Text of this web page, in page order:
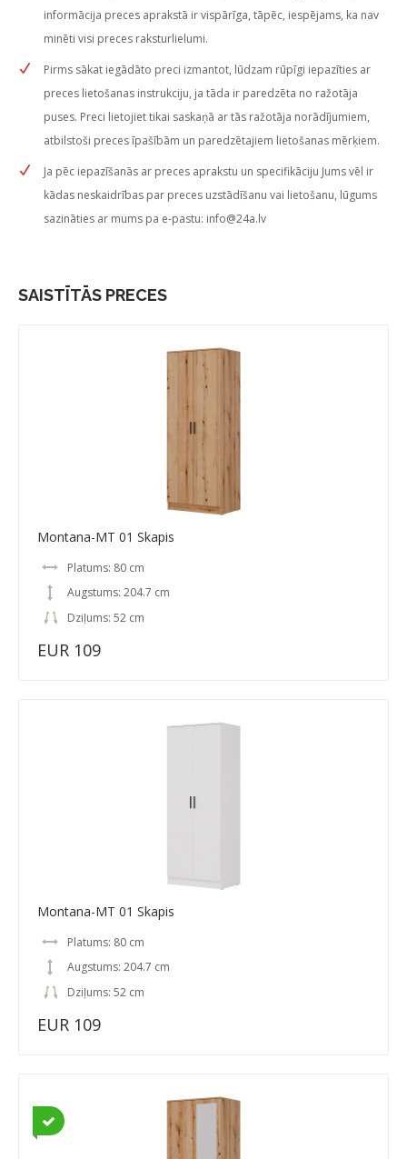
informācija preces aprakstā ir vispārīga, tāpēc, iespējams, ka nav
minēti visi preces raksturlielumi.
Pirms sākat iegādāto preci izmantot, lūdzam rūpīgi iepazīties ar
preces lietošanas instrukciju, ja tāda ir paredzēta no ražotāja
puses. Preci lietojiet tikai saskaņā ar tās ražotāja norādījumiem,
atbilstoši preces īpašībām un paredzētajiem lietošanas mērķiem.
Ja pēc iepazīšanās ar preces aprakstu un specifikāciju Jums vēl ir
kādas neskaidrības par preces uzstādīšanu vai lietošanu, lūgums
sazināties ar mums pa e-pastu: info@24a.lv
SAISTĪTĀS PRECES
Montana-MT 01 Skapis
Platums: 80 cm
Augstums: 204.7 cm
Dziļums: 52 cm
EUR 109
Montana-MT 01 Skapis
Platums: 80 cm
Augstums: 204.7 cm
Dziļums: 52 cm
EUR 109